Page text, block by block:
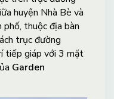
huyện Nhà Bè và
thuộc địa bàn
trục đường
tiếp giáp với 3 mặt
Garden